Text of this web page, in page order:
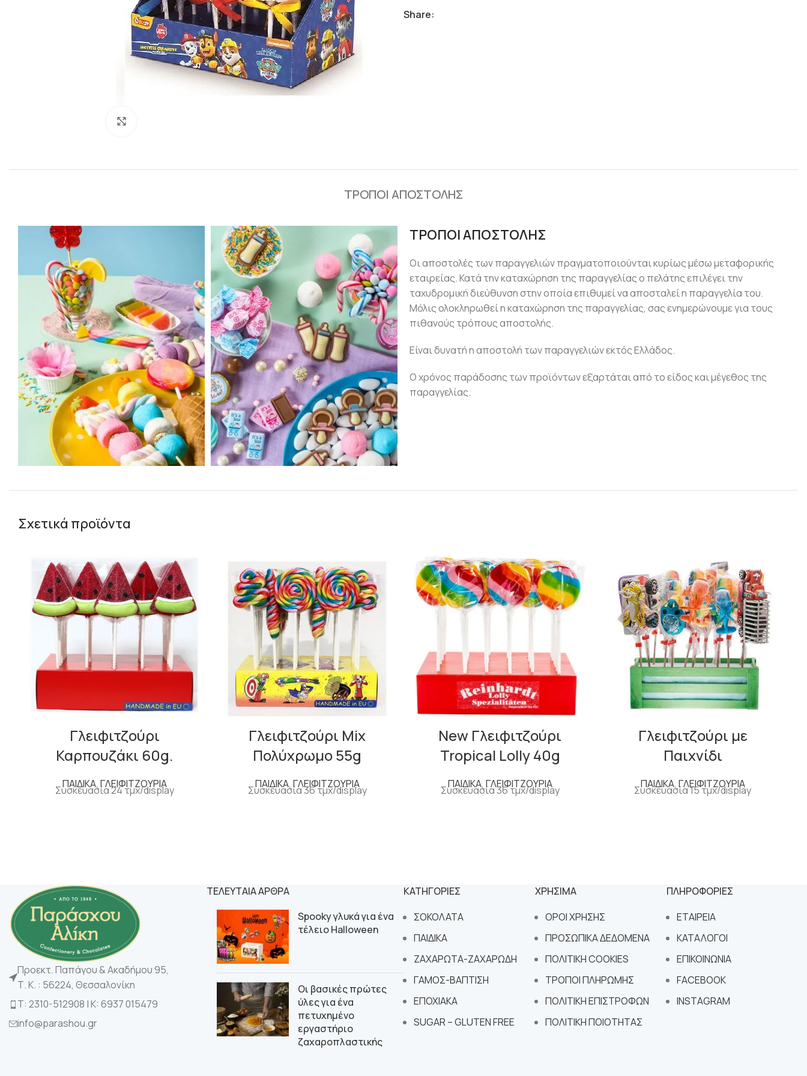
Share:
ΤΡΟΠΟΙ ΑΠΟΣΤΟΛΗΣ
ΤΡΟΠΟΙ ΑΠΟΣΤΟΛΗΣ
Οι αποστολές των παραγγελιών πραγματοποιούνται κυρίως μέσω μεταφορικής
εταιρείας. Κατά την καταχώρηση της παραγγελίας ο πελάτης επιλέγει την
ταχυδρομική διεύθυνση στην οποία επιθυμεί να αποσταλεί η παραγγελία του.
Μόλις ολοκληρωθεί η καταχώρηση της παραγγελίας, σας ενημερώνουμε για τους
πιθανούς τρόπους αποστολής.
Είναι δυνατή η αποστολή των παραγγελιών εκτός Ελλάδος.
Ο χρόνος παράδοσης των προϊόντων εξαρτάται από το είδος και μέγεθος της
παραγγελίας.
Σχετικά προϊόντα
Γλειφιτζούρι
Καρπουζάκι 60g.
ΠΑΙΔΙΚΑ, ΓΛΕΙΦΙΤΖΟΥΡΙΑ
Συσκευασία 24 τμχ/display
Γλειφιτζούρι Μix
Πολύχρωμο 55g
ΠΑΙΔΙΚΑ, ΓΛΕΙΦΙΤΖΟΥΡΙΑ
Συσκευασία 36 τμχ/display
New Γλειφιτζούρι
Tropical Lolly 40g
ΠΑΙΔΙΚΑ, ΓΛΕΙΦΙΤΖΟΥΡΙΑ
Συσκευασία 36 τμχ/display
Γλειφιτζούρι με
Παιχνίδι
ΠΑΙΔΙΚΑ, ΓΛΕΙΦΙΤΖΟΥΡΙΑ
Συσκευασία 15 τμχ/display
Προεκτ. Παπάγου & Ακαδήμου 95,
Τ. Κ. : 56224, Θεσσαλονίκη
Τ: 2310-512908 | K: 6937 015479
info@parashou.gr
ΤΕΛΕΥΤΑΙΑ ΑΡΘΡΑ
Spooky γλυκά για ένα
τέλειο Halloween
Οι βασικές πρώτες
ύλες για ένα
πετυχημένο
εργαστήριο
ζαχαροπλαστικής
ΚΑΤΗΓΟΡΙΕΣ
ΣΟΚΟΛΑΤΑ
ΠΑΙΔΙΚΑ
ΖΑΧΑΡΩΤΑ-ΖΑΧΑΡΩΔΗ
ΓΑΜΟΣ-ΒΑΠΤΙΣΗ
ΕΠΟΧΙΑΚΑ
SUGAR – GLUTEN FREE
ΧΡΗΣΙΜΑ
ΟΡΟΙ ΧΡΗΣΗΣ
ΠΡΟΣΩΠΙΚΑ ΔΕΔΟΜΕΝΑ
ΠΟΛΙΤΙΚΗ COOKIES
ΤΡΟΠΟΙ ΠΛΗΡΩΜΗΣ
ΠΟΛΙΤΙΚΗ ΕΠΙΣΤΡΟΦΩΝ
ΠΟΛΙΤΙΚΗ ΠΟΙΟΤΗΤΑΣ
ΠΛΗΡΟΦΟΡΙΕΣ
ΕΤΑΙΡΕΙΑ
ΚΑΤΑΛΟΓΟΙ
ΕΠΙΚΟΙΝΩΝΙΑ
FACEBOOK
INSTAGRAM